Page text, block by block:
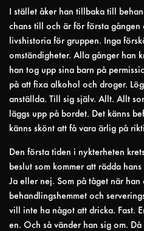
I stället åker han tillbaka till
chans till och är för första gången
livshistoria för gruppen. Inga
omständigheter. Alla gånger han
han tog upp sina barn på
på att fixa alkohol och droger.
anställda. Till sig själv. Allt. Allt
läggs upp på bordet. Det känns
känns skönt att få vara ärlig på
Den första tiden i nykterheten
beslut som kommer att rädda
Ja eller nej. Som på tåget när han
behandlingshemmet och
vill inte ha något att dricka. Fast.
en. Och så vänder han sig om.